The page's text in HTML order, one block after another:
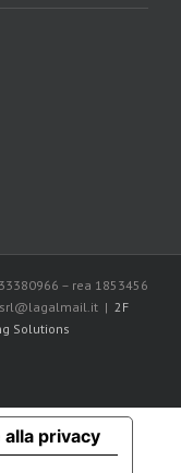
– rea 1853456
| 2F
Solutions
privacy